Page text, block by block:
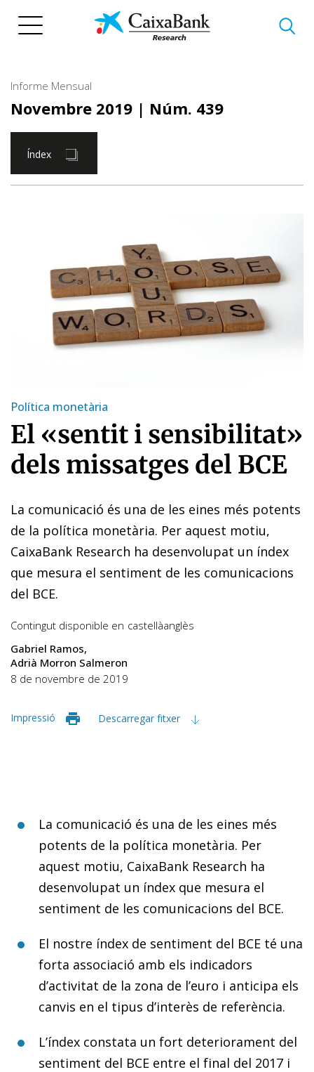
Informe Mensual
Novembre 2019 | Núm. 439
Índex
Política monetària
El «sentit i sensibilitat»
dels missatges del BCE
La comunicació és una de les eines més potents
de la política monetària. Per aquest motiu,
CaixaBank Research ha desenvolupat un índex
que mesura el sentiment de les comunicacions
del BCE.
Contingut disponible en castellàanglès
Gabriel Ramos
Adrià Morron Salmeron
8 de novembre de 2019
Impressió Descarregar fitxer
La comunicació és una de les eines més
potents de la política monetària. Per
aquest motiu, CaixaBank Research ha
desenvolupat un índex que mesura el
sentiment de les comunicacions del BCE.
El nostre índex de sentiment del BCE té una
forta associació amb els indicadors
d’activitat de la zona de l’euro i anticipa els
canvis en el tipus d’interès de referència.
L’índex constata un fort deteriorament del
sentiment del BCE entre el final del 2017 i